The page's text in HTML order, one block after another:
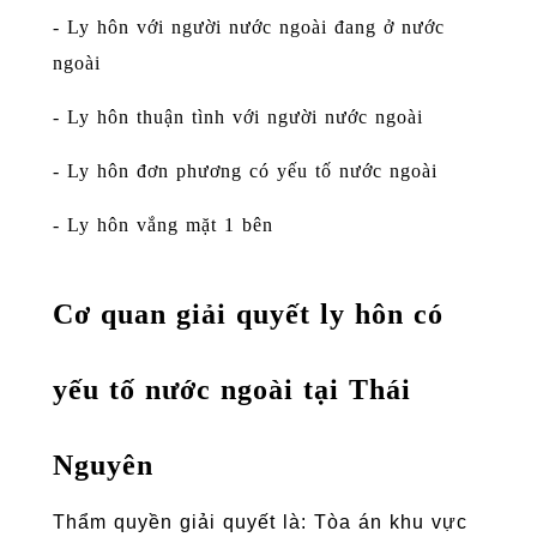
- Ly hôn với người nước ngoài đang ở nước
ngoài
- Ly hôn thuận tình với người nước ngoài
- Ly hôn đơn phương có yếu tố nước ngoài
- Ly hôn vắng mặt 1 bên
Cơ quan giải quyết ly hôn có
yếu tố nước ngoài tại Thái
Nguyên
Thẩm quyền giải quyết là: Tòa án khu vực